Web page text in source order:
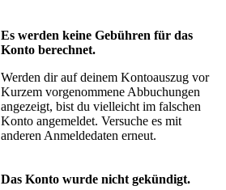
Es werden keine Gebühren für das
Konto berechnet.
Werden dir auf deinem Kontoauszug vor
Kurzem vorgenommene Abbuchungen
angezeigt, bist du vielleicht im falschen
Konto angemeldet. Versuche es mit
anderen Anmeldedaten erneut.
Das Konto wurde nicht gekündigt.